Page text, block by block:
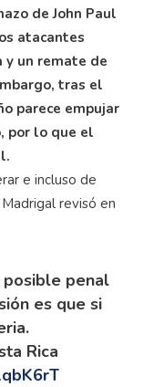
de John Paul
atacantes
y un remate de
tras el
parece empujar
por lo que el
e incluso de
revisó en
posible penal
es que si
Rica